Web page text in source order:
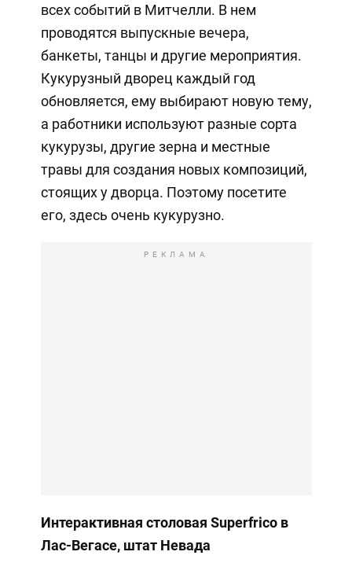
всех событий в Митчелли. В нем
проводятся выпускные вечера,
банкеты, танцы и другие мероприятия.
Кукурузный дворец каждый год
обновляется, ему выбирают новую тему,
а работники используют разные сорта
кукурузы, другие зерна и местные
травы для создания новых композиций,
стоящих у дворца. Поэтому посетите
его, здесь очень кукурузно.
РЕКЛАМА
Интерактивная столовая Superfrico в
Лас-Вегасе, штат Невада